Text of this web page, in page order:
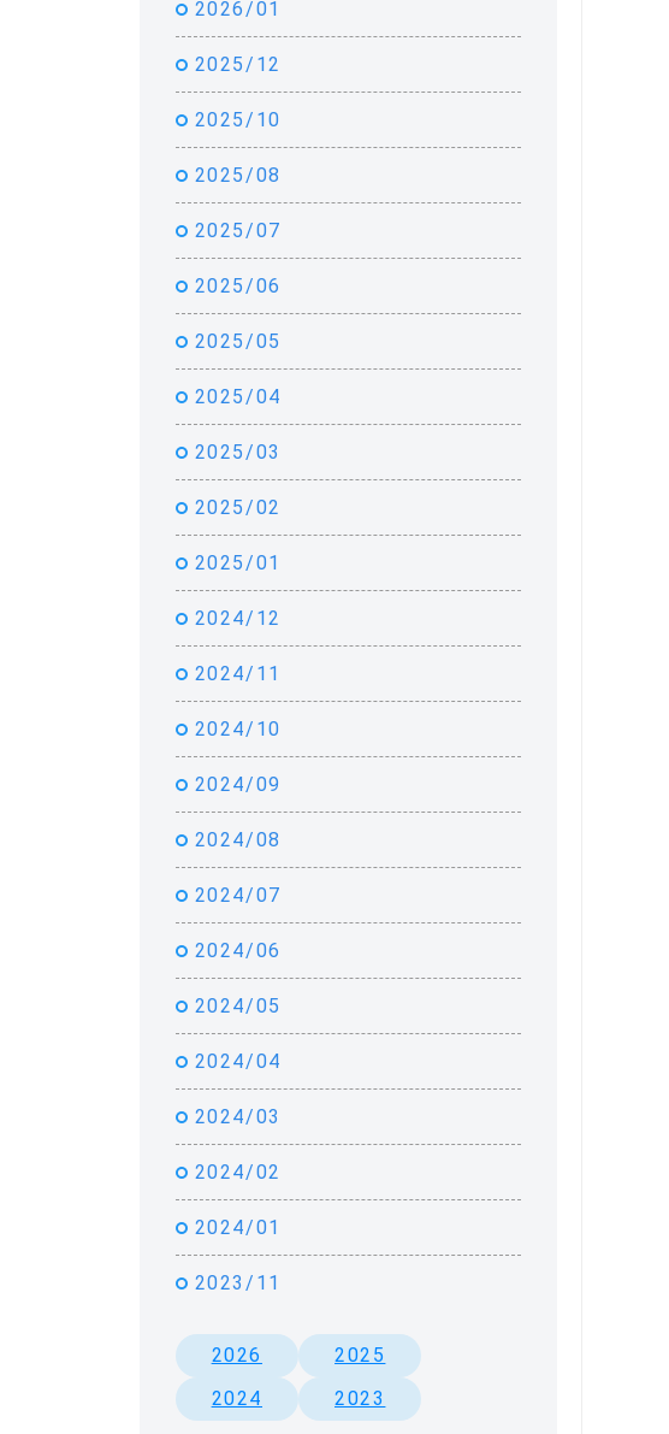
2026/01
2025/12
2025/10
2025/08
2025/07
2025/06
2025/05
2025/04
2025/03
2025/02
2025/01
2024/12
2024/11
2024/10
2024/09
2024/08
2024/07
2024/06
2024/05
2024/04
2024/03
2024/02
2024/01
2023/11
2026
2025
2024
2023